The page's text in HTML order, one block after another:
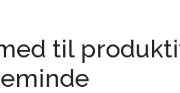
til